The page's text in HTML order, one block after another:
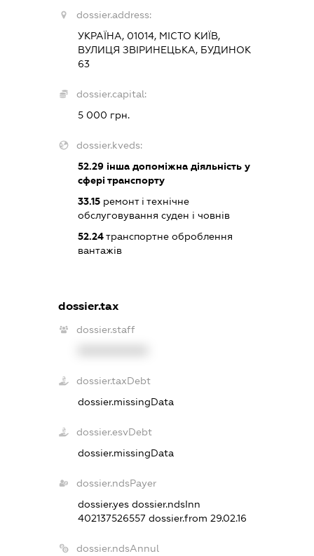
dossier.address:
УКРАЇНА, 01014, МІСТО КИЇВ,
ВУЛИЦЯ ЗВІРИНЕЦЬКА, БУДИНОК
63
dossier.capital:
5 000 грн.
dossier.kveds:
52.29інша допоміжна діяльність у
сфері транспорту
33.15ремонт і технічне
обслуговування суден і човнів
52.24транспортне оброблення
вантажів
dossier.tax
dossier.staff
dossier.taxDebt
dossier.missingData
dossier.esvDebt
dossier.missingData
dossier.ndsPayer
dossier.yes dossier.ndsInn
402137526557 dossier.from 29.02.16
dossier.ndsAnnul